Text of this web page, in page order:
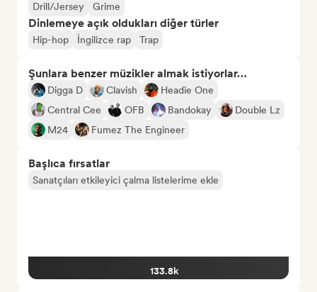
Drill/Jersey Grime
Dinlemeye açık oldukları diğer türler
Hip-hop İngilizce rap Trap
Şunlara benzer müzikler almak istiyorlar…
Digga D Clavish
Headie One
Central Cee
OFB Bandokay
Double Lz
M24
Fumez The Engineer
Başlıca fırsatlar
Sanatçıları etkileyici çalma listelerime ekle
133.8k